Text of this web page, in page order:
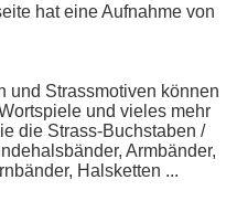
hat eine Aufnahme von
und Strassmotiven können
und vieles mehr
die Strass-Buchstaben /
Armbänder,
Halsketten ...